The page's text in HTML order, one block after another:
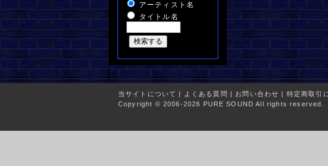
アーティスト名
タイトル名
当サイトについて | よくある質問 | お問い合わせ | 特定商取引
Copyright © 2006-2026 PURE SOUND All rights reserved.